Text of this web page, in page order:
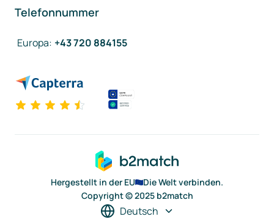
Telefonnummer
Europa: +43 720 884155
Hergestellt in der EU
Die Welt verbinden.
Copyright © 2025 b2match
Deutsch